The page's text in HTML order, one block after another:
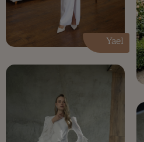
Yael